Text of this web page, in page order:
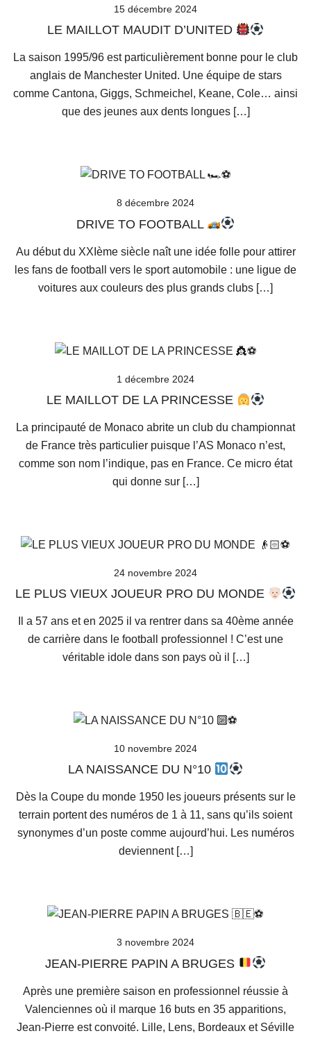
15 décembre 2024
LE MAILLOT MAUDIT D’UNITED
La saison 1995/96 est particulièrement bonne pour le club
anglais de Manchester United. Une équipe de stars
comme Cantona, Giggs, Schmeichel, Keane, Cole… ainsi
que des jeunes aux dents longues […]
8 décembre 2024
DRIVE TO FOOTBALL
Au début du XXIème siècle naît une idée folle pour attirer
les fans de football vers le sport automobile : une ligue de
voitures aux couleurs des plus grands clubs […]
1 décembre 2024
LE MAILLOT DE LA PRINCESSE
La principauté de Monaco abrite un club du championnat
de France très particulier puisque l’AS Monaco n’est,
comme son nom l’indique, pas en France. Ce micro état
qui donne sur […]
24 novembre 2024
LE PLUS VIEUX JOUEUR PRO DU MONDE
Il a 57 ans et en 2025 il va rentrer dans sa 40ème année
de carrière dans le football professionnel ! C’est une
véritable idole dans son pays où il […]
10 novembre 2024
LA NAISSANCE DU N°10
Dès la Coupe du monde 1950 les joueurs présents sur le
terrain portent des numéros de 1 à 11, sans qu’ils soient
synonymes d’un poste comme aujourd’hui. Les numéros
deviennent […]
3 novembre 2024
JEAN-PIERRE PAPIN A BRUGES
Après une première saison en professionnel réussie à
Valenciennes où il marque 16 buts en 35 apparitions,
Jean-Pierre est convoité. Lille, Lens, Bordeaux et Séville